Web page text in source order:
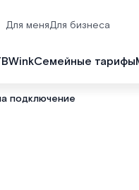
Для меняДля бизнеса
WinkСемейные тарифы
подключение